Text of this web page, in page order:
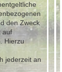
den Zweck
auf
Hierzu
jederzeit an